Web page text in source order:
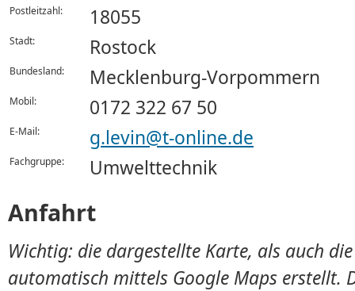
Postleitzahl: 18055
Stadt: Rostock
Bundesland: Mecklenburg-Vorpommern
Mobil: 0172 322 67 50
E-Mail: g.levin@t-online.de
Fachgruppe: Umwelttechnik
Anfahrt
Wichtig: die dargestellte Karte, als auch
automatisch mittels Google Maps erstellt.